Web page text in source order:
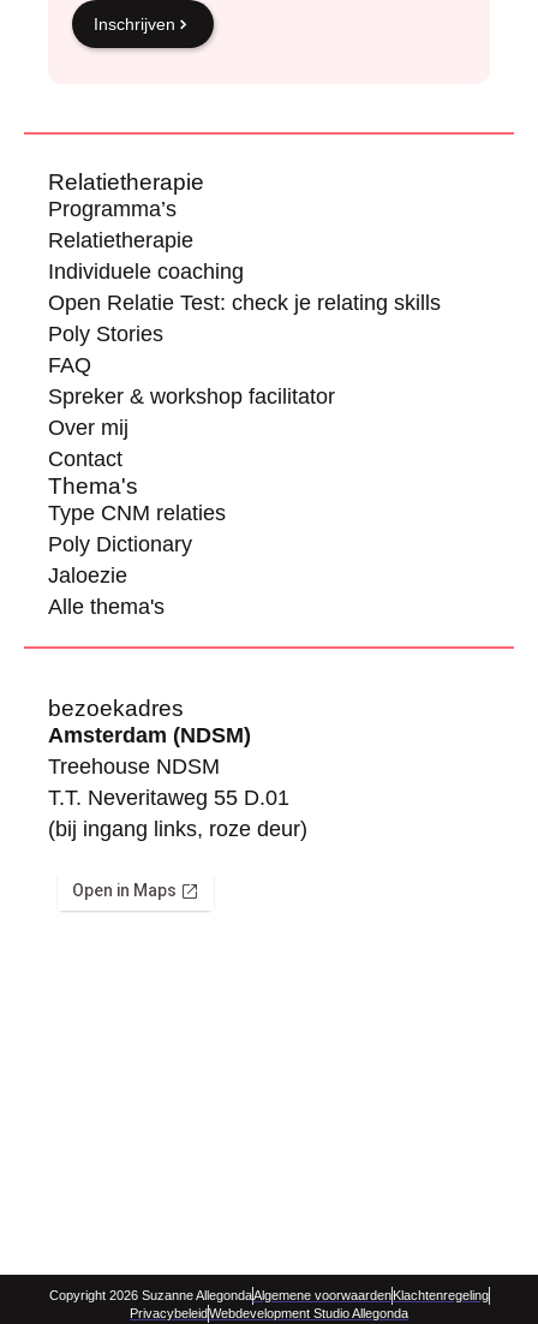
Inschrijven
Relatietherapie
Programma’s
Relatietherapie
Individuele coaching
Open Relatie Test: check je relating skills
Poly Stories
FAQ
Spreker & workshop facilitator
Over mij
Contact
Thema's
Type CNM relaties
Poly Dictionary
Jaloezie
Alle thema's
bezoekadres
Amsterdam (NDSM)
Treehouse NDSM
T.T. Neveritaweg 55 D.01
(bij ingang links, roze deur)
Copyright 2026 Suzanne AllegondaAlgemene voorwaarden Klachtenregeling
PrivacybeleidWebdevelopment Studio Allegonda